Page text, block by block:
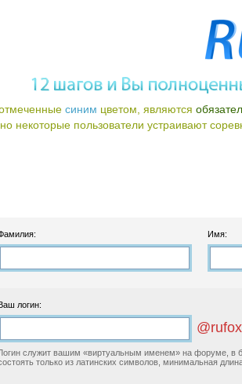
синим цветом, являются
но некоторые пользователи устраивают
Имя:
логин:
служит вашим «виртуальным именем» на форуме, в
только из латинских символов, минимальная